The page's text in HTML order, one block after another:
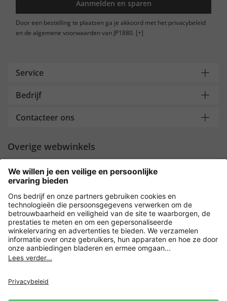
Aanmelden en sparen
Door een bestelling te plaatsen ga je akkoord met het privacybeleid
en de algemene voorwaarden van JP1880. [+]
Service
Bedrijf
Contacteer ons
Overige webwinkels
Nederland
Payment and Delivery
Versleuteling met